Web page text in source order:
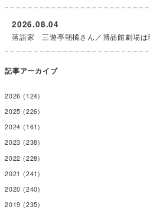
落語家 三遊亭朝橘さん／博品館劇場は
2026.08.04
記事アーカイブ
2026 (124)
2025 (226)
2024 (161)
2023 (238)
2022 (228)
2021 (241)
2020 (240)
2019 (235)